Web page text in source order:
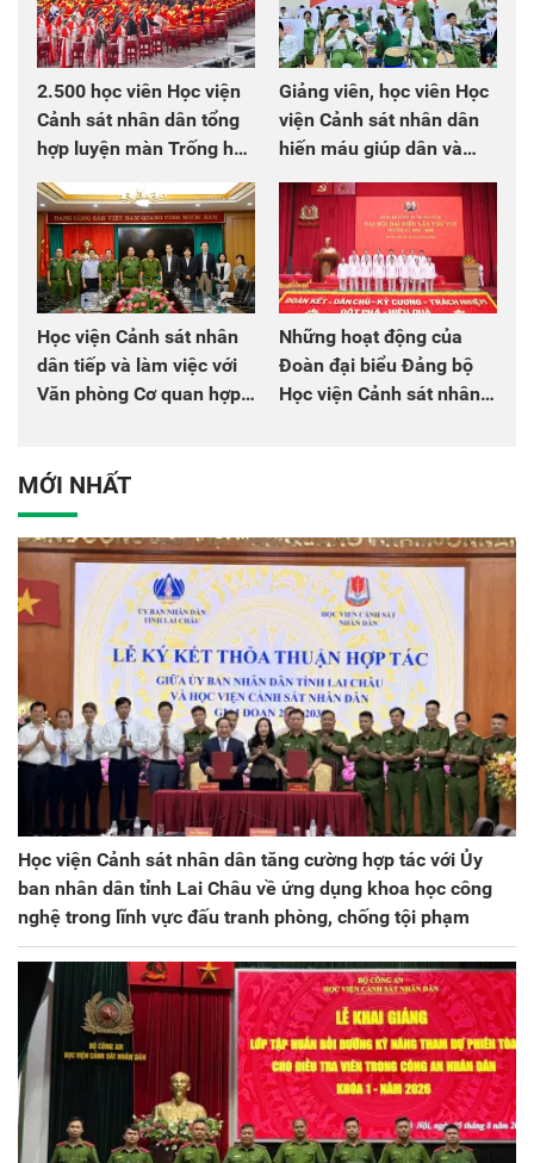
2.500 học viên Học viện
Cảnh sát nhân dân tổng
hợp luyện màn Trống hội
chào mừng Đại hội Đảng
Giảng viên, học viên Học
viện Cảnh sát nhân dân
hiến máu giúp dân và
đồng đội
Học viện Cảnh sát nhân
dân tiếp và làm việc với
Văn phòng Cơ quan hợp
Những hoạt động của
Đoàn đại biểu Đảng bộ
Học viện Cảnh sát nhân
MỚI NHẤT
Học viện Cảnh sát nhân dân tăng cường hợp tác với Ủy
ban nhân dân tỉnh Lai Châu về ứng dụng khoa học công
nghệ trong lĩnh vực đấu tranh phòng, chống tội phạm